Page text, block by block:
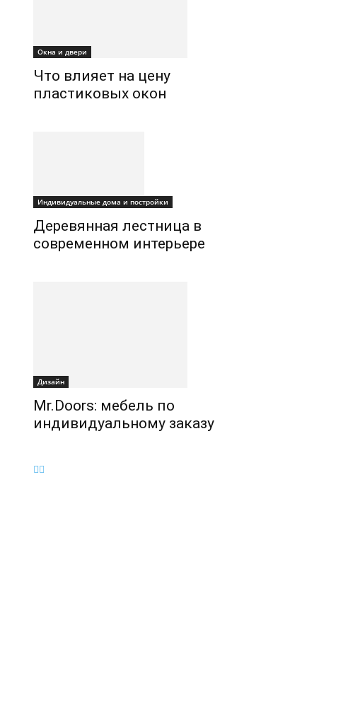
Окна и двери
Что влияет на цену
пластиковых окон
Индивидуальные дома и постройки
Деревянная лестница в
современном интерьере
Дизайн
Mr.Doors: мебель по
индивидуальному заказу